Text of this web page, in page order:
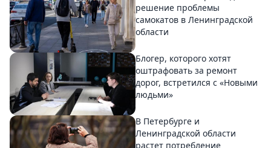
решение проблемы
самокатов в Ленинградской
области
Блогер, которого хотят
оштрафовать за ремонт
дорог, встретился с «Новыми
людьми»
В Петербурге и
Ленинградской области
растет потребление